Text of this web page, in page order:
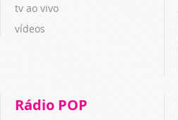
tv ao vivo
vídeos
Rádio POP